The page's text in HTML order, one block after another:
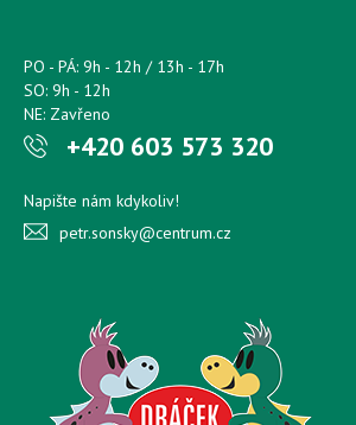
PO - PÁ: 9h - 12h / 13h - 17h
SO: 9h - 12h
NE: Zavřeno
+420 603 573 320
Napište nám kdykoliv!
petr.sonsky@centrum.cz